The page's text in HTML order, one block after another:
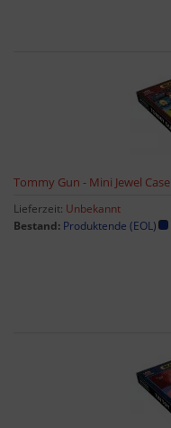
Tommy Gun - Mini Jewel Case
Lieferzeit: Unbekannt
Bestand: Produktende (EOL)